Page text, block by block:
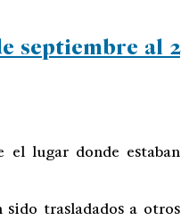
septiembre al 2
el lugar donde estaban
trasladados a otros